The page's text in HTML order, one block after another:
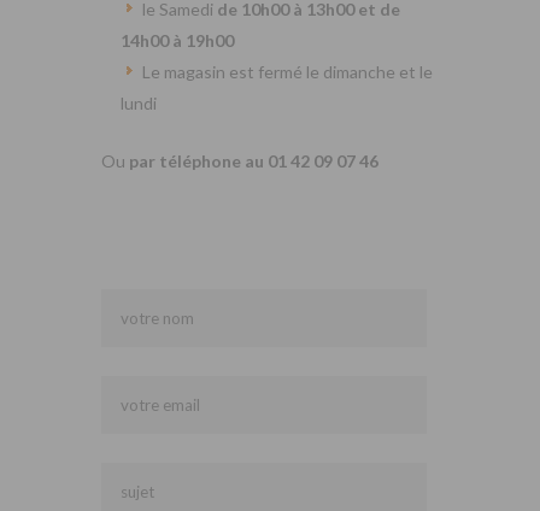
le Samedi de 10h00 à 13h00 et de
14h00 à 19h00
Le magasin est fermé le dimanche et le
lundi
Ou par téléphone au 01 42 09 07 46